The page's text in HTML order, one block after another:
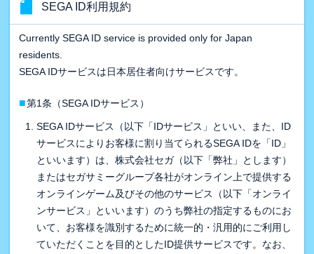
SEGA ID利用規約
Currently SEGA ID service is provided only for Japan
residents.
SEGA IDサービスは日本居住者向けサービスです。
■第1条（SEGA IDサービス）
SEGA IDサービス（以下「IDサービス」といい、また、ID
サービスによりお客様に割り当てられるSEGA IDを「ID」
といいます）は、株式会社セガ（以下「弊社」とします）
またはセガサミーグループ各社がオンライン上で提供する
オンラインゲーム及びその他のサービス（以下「オンライ
ンサービス」といいます）のうち弊社の指定するものにお
いて、お客様を識別するために統一的・汎用的にご利用し
ていただくことを目的としたID提供サービスです。なお、